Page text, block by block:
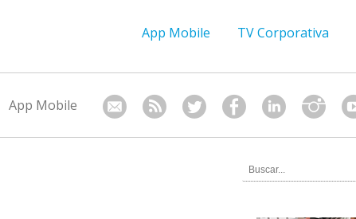
App Mobile TV Corporativa
App Mobile